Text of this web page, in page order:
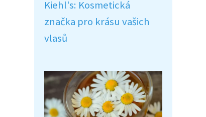
Kiehl's: Kosmetická
značka pro krásu vašich
vlasů